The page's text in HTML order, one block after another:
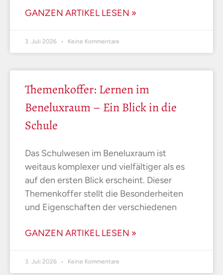
GANZEN ARTIKEL LESEN »
3. Juli 2026 Keine Kommentare
Themenkoffer: Lernen im
Beneluxraum – Ein Blick in die
Schule
Das Schulwesen im Beneluxraum ist
weitaus komplexer und vielfältiger als es
auf den ersten Blick erscheint. Dieser
Themenkoffer stellt die Besonderheiten
und Eigenschaften der verschiedenen
GANZEN ARTIKEL LESEN »
3. Juli 2026 Keine Kommentare